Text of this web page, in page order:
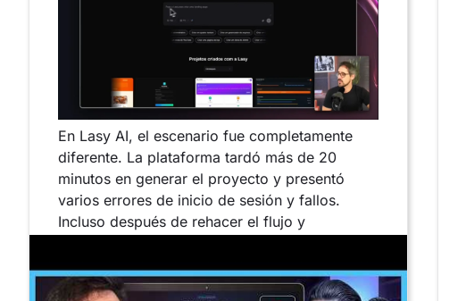
En Lasy AI, el escenario fue completamente
diferente. La plataforma tardó más de 20
minutos en generar el proyecto y presentó
varios errores de inicio de sesión y fallos.
Incluso después de rehacer el flujo y
inicio de sesión incluso desapareció durante la